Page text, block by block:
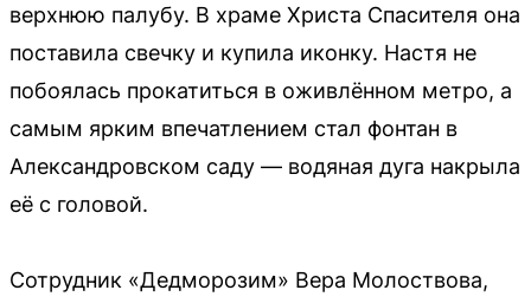
верхнюю палубу. В храме Христа Спасителя она
поставила свечку и купила иконку. Настя не
побоялась прокатиться в оживлённом метро, а
самым ярким впечатлением стал фонтан в
Александровском саду — водяная дуга накрыла
её с головой.
Сотрудник «Дедморозим» Вера Молоствова,